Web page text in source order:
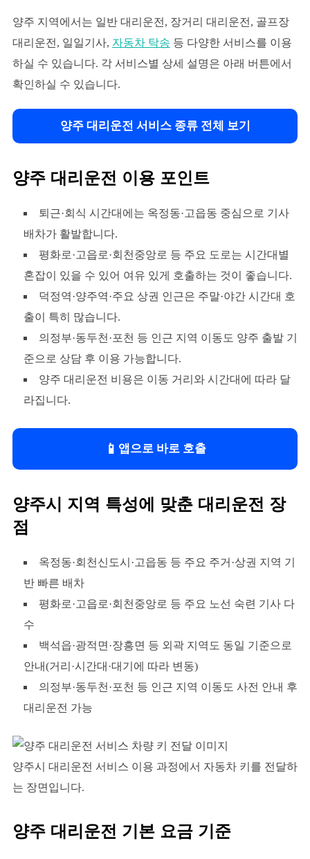
양주 지역에서는 일반 대리운전, 장거리 대리운전, 골프장
대리운전, 일일기사, 자동차 탁송 등 다양한 서비스를 이용
하실 수 있습니다. 각 서비스별 상세 설명은 아래 버튼에서
확인하실 수 있습니다.
양주 대리운전 서비스 종류 전체 보기
양주 대리운전 이용 포인트
퇴근·회식 시간대에는 옥정동·고읍동 중심으로 기사
배차가 활발합니다.
평화로·고읍로·회천중앙로 등 주요 도로는 시간대별
혼잡이 있을 수 있어 여유 있게 호출하는 것이 좋습니다.
덕정역·양주역·주요 상권 인근은 주말·야간 시간대 호
출이 특히 많습니다.
의정부·동두천·포천 등 인근 지역 이동도 양주 출발 기
준으로 상담 후 이용 가능합니다.
양주 대리운전 비용은 이동 거리와 시간대에 따라 달
라집니다.
📱 앱으로 바로 호출
양주시 지역 특성에 맞춘 대리운전 장
점
옥정동·회천신도시·고읍동 등 주요 주거·상권 지역 기
반 빠른 배차
평화로·고읍로·회천중앙로 등 주요 노선 숙련 기사 다
수
백석읍·광적면·장흥면 등 외곽 지역도 동일 기준으로
안내(거리·시간대·대기에 따라 변동)
의정부·동두천·포천 등 인근 지역 이동도 사전 안내 후
대리운전 가능
양주시 대리운전 서비스 이용 과정에서 자동차 키를 전달하
는 장면입니다.
양주 대리운전 기본 요금 기준